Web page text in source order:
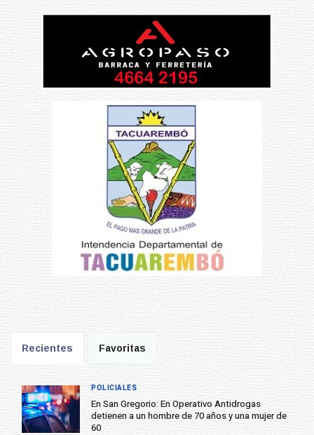
Recientes Favoritas
En San Gregorio: En Operativo Antidrogas
detienen a un hombre de 70 años y una mujer de
60
POLICIALES